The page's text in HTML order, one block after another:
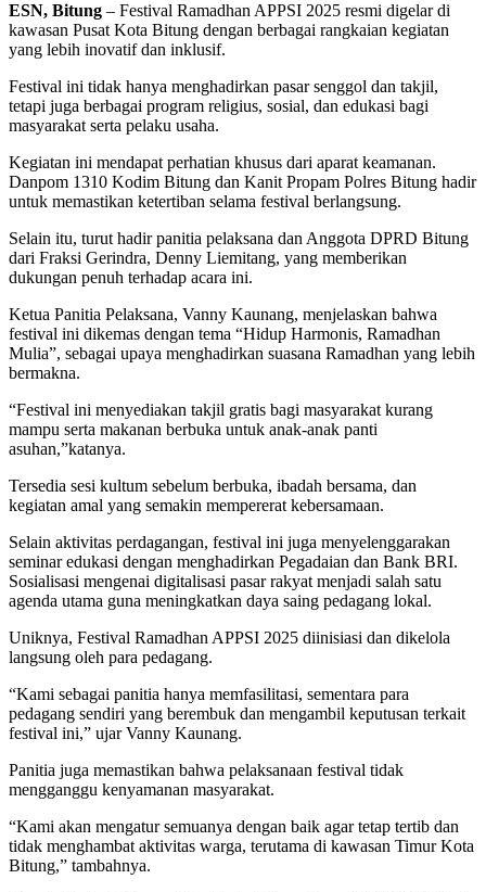
ESN, Bitung – Festival Ramadhan APPSI 2025 resmi digelar di
kawasan Pusat Kota Bitung dengan berbagai rangkaian kegiatan
yang lebih inovatif dan inklusif.
Festival ini tidak hanya menghadirkan pasar senggol dan takjil,
tetapi juga berbagai program religius, sosial, dan edukasi bagi
masyarakat serta pelaku usaha.
Kegiatan ini mendapat perhatian khusus dari aparat keamanan.
Danpom 1310 Kodim Bitung dan Kanit Propam Polres Bitung hadir
untuk memastikan ketertiban selama festival berlangsung.
Selain itu, turut hadir panitia pelaksana dan Anggota DPRD Bitung
dari Fraksi Gerindra, Denny Liemitang, yang memberikan
dukungan penuh terhadap acara ini.
Ketua Panitia Pelaksana, Vanny Kaunang, menjelaskan bahwa
festival ini dikemas dengan tema “Hidup Harmonis, Ramadhan
Mulia”, sebagai upaya menghadirkan suasana Ramadhan yang lebih
bermakna.
“Festival ini menyediakan takjil gratis bagi masyarakat kurang
mampu serta makanan berbuka untuk anak-anak panti
asuhan,”katanya.
Tersedia sesi kultum sebelum berbuka, ibadah bersama, dan
kegiatan amal yang semakin mempererat kebersamaan.
Selain aktivitas perdagangan, festival ini juga menyelenggarakan
seminar edukasi dengan menghadirkan Pegadaian dan Bank BRI.
Sosialisasi mengenai digitalisasi pasar rakyat menjadi salah satu
agenda utama guna meningkatkan daya saing pedagang lokal.
Uniknya, Festival Ramadhan APPSI 2025 diinisiasi dan dikelola
langsung oleh para pedagang.
“Kami sebagai panitia hanya memfasilitasi, sementara para
pedagang sendiri yang berembuk dan mengambil keputusan terkait
festival ini,” ujar Vanny Kaunang.
Panitia juga memastikan bahwa pelaksanaan festival tidak
mengganggu kenyamanan masyarakat.
“Kami akan mengatur semuanya dengan baik agar tetap tertib dan
tidak menghambat aktivitas warga, terutama di kawasan Timur Kota
Bitung,” tambahnya.